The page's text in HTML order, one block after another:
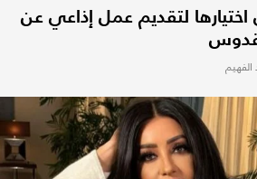
اختيارها لتقديم عمل إذاعي عن